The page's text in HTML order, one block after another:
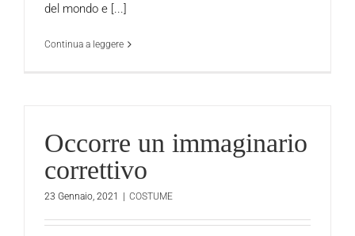
del mondo e [...]
Continua a leggere
Occorre un immaginario
correttivo
23 Gennaio, 2021 | COSTUME